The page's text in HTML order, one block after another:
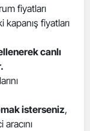
fiyatları
fiyatları
canlı
isterseniz,